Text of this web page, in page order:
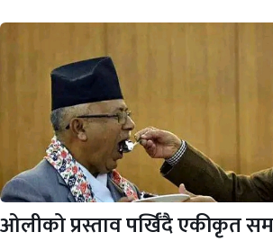
ओलीको प्रस्ताव पर्खिँदै एकीकृत